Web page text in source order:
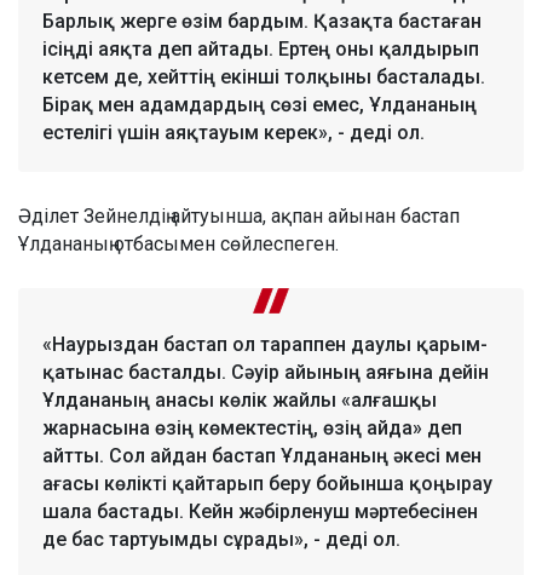
Барлық жерге өзім бардым. Қазақта бастаған
ісіңді аяқта деп айтады. Ертең оны қалдырып
кетсем де, хейттің екінші толқыны басталады.
Бірақ мен адамдардың сөзі емес, Ұлдананың
естелігі үшін аяқтауым керек», - деді ол.
Әділет Зейнелдің айтуынша, ақпан айынан бастап
Ұлдананың отбасымен сөйлеспеген.
«Наурыздан бастап ол тараппен даулы қарым-
қатынас басталды. Сәуір айының аяғына дейін
Ұлдананың анасы көлік жайлы «алғашқы
жарнасына өзің көмектестің, өзің айда» деп
айтты. Сол айдан бастап Ұлдананың әкесі мен
ағасы көлікті қайтарып беру бойынша қоңырау
шала бастады. Кейн жәбірленуш мәртебесінен
де бас тартуымды сұрады», - деді ол.